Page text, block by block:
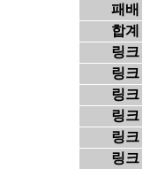
패배
합계
링크
링크
링크
링크
링크
링크